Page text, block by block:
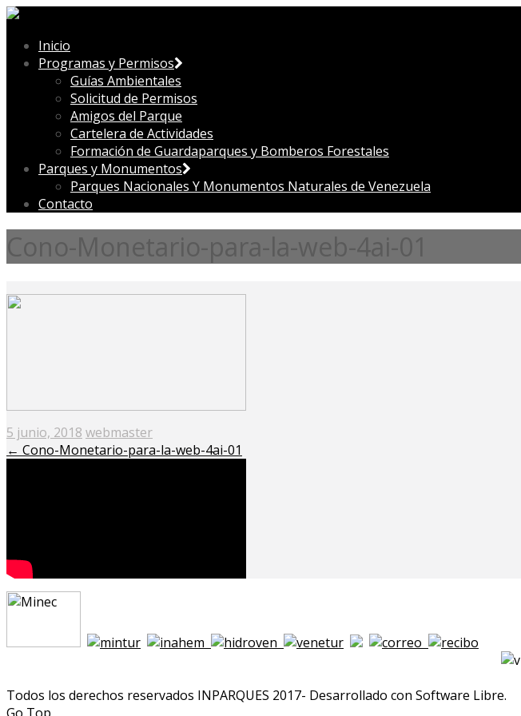
Inicio
Programas y Permisos
Guías Ambientales
Solicitud de Permisos
Amigos del Parque
Cartelera de Actividades
Formación de Guardaparques y Bomberos Forestales
Parques y Monumentos
Parques Nacionales Y Monumentos Naturales de Venezuela
Contacto
Cono-Monetario-para-la-web-4ai-01
Posted
on
5 junio, 2018 webmaster
← Cono-Monetario-para-la-web-4ai-01
Todos los derechos reservados INPARQUES 2017- Desarrollado con Software Libre.